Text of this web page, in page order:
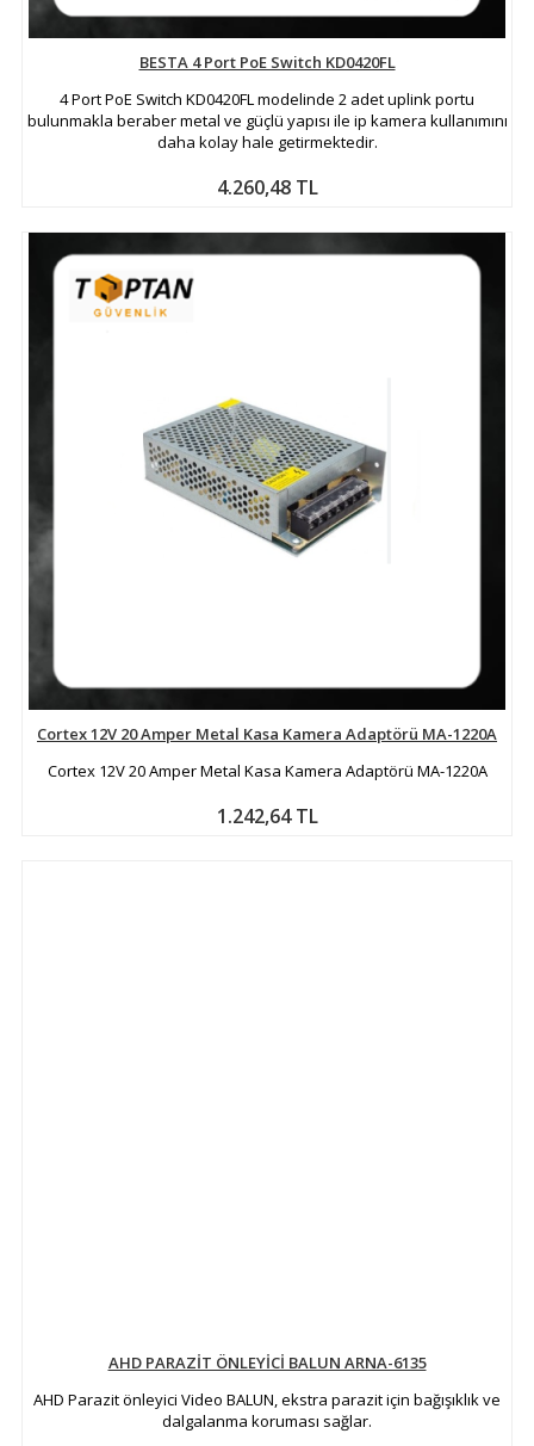
BESTA 4 Port PoE Switch KD0420FL
4 Port PoE Switch KD0420FL modelinde 2 adet uplink portu
bulunmakla beraber metal ve güçlü yapısı ile ip kamera kullanımını
daha kolay hale getirmektedir.
4.260,48 TL
Cortex 12V 20 Amper Metal Kasa Kamera Adaptörü MA-1220A
Cortex 12V 20 Amper Metal Kasa Kamera Adaptörü MA-1220A
1.242,64 TL
AHD PARAZİT ÖNLEYİCİ BALUN ARNA-6135
AHD Parazit önleyici Video BALUN, ekstra parazit için bağışıklık ve
dalgalanma koruması sağlar.